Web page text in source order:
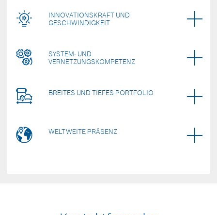
INNOVATIONSKRAFT UND
GESCHWINDIGKEIT
SYSTEM- UND
VERNETZUNGSKOMPETENZ
BREITES UND TIEFES PORTFOLIO
WELTWEITE PRÄSENZ